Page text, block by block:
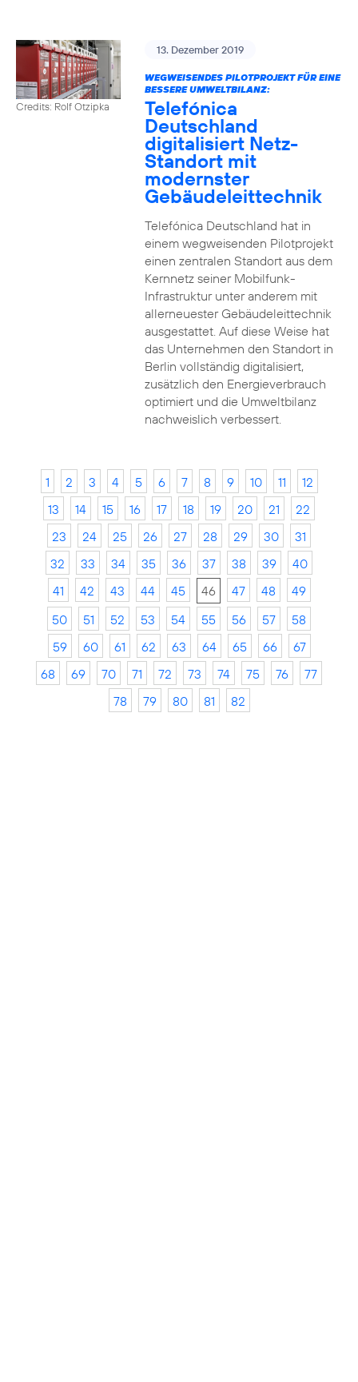
Credits: Rolf Otzipka
13. Dezember 2019
WEGWEISENDES PILOTPROJEKT FÜR EINE
BESSERE UMWELTBILANZ:
Telefónica
Deutschland
digitalisiert Netz-
Standort mit
modernster
Gebäudeleittechnik
Telefónica Deutschland hat in
einem wegweisenden Pilotprojekt
einen zentralen Standort aus dem
Kernnetz seiner Mobilfunk-
Infrastruktur unter anderem mit
allerneuester Gebäudeleittechnik
ausgestattet. Auf diese Weise hat
das Unternehmen den Standort in
Berlin vollständig digitalisiert,
zusätzlich den Energieverbrauch
optimiert und die Umweltbilanz
nachweislich verbessert.
1 2 3 4 5 6 7 8 9 10 11
12
13
14 15 16 17 18 19 20 21
22
23
24 25 26 27 28 29 30
31
32
33 34 35 36 37 38 39
40
41
42 43 44 45 46 47 48
49
50
51 52 53 54 55 56 57
58
59
60 61 62 63 64 65 66
67
68
69 70 71 72 73 74 75 76
77
78
79 80 81 82